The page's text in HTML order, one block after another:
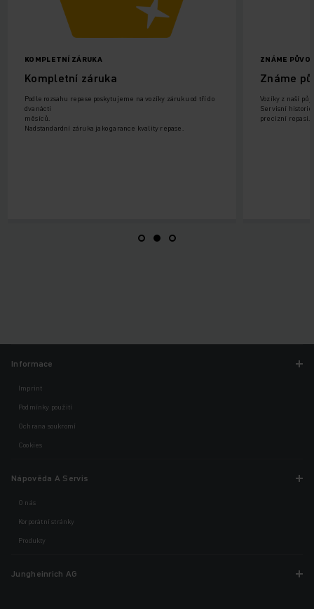
vozíky záruku od tří do
repase.
Vozíky z naší půjčovny, nebo z operativního leasingu.
Servisní historie a znalost nasazení vozíku, umožňuje
Informace
Imprint
Podmínky použití
Ochrana soukromí
Cookies
Nápověda A Servis
O nás
Korporátní stránky
Produkty
Jungheinrich AG